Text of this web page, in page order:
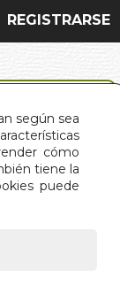
según sea
cómo
tiene la
puede
REGISTRARSE